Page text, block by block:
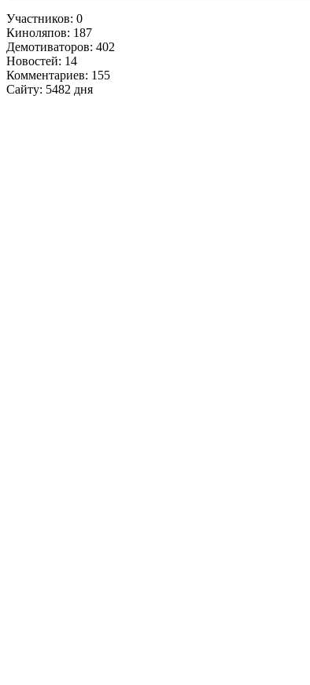
Участников: 0
Киноляпов: 187
Демотиваторов: 402
Новостей: 14
Комментариев: 155
Сайту: 5482 дня